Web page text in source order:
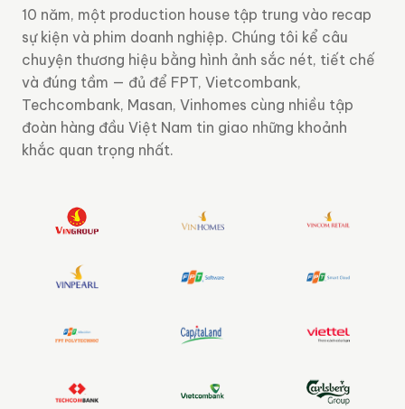
10 năm, một production house tập trung vào recap
sự kiện và phim doanh nghiệp. Chúng tôi kể câu
chuyện thương hiệu bằng hình ảnh sắc nét, tiết chế
và đúng tầm — đủ để FPT, Vietcombank,
Techcombank, Masan, Vinhomes cùng nhiều tập
đoàn hàng đầu Việt Nam tin giao những khoảnh
khắc quan trọng nhất.